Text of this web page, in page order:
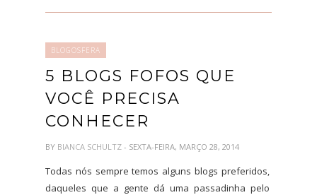
BLOGOSFERA
5 BLOGS FOFOS QUE
VOCÊ PRECISA
CONHECER
BY BIANCA SCHULTZ - SEXTA-FEIRA, MARÇO 28, 2014
Todas nós sempre temos alguns blogs preferidos,
daqueles que a gente dá uma passadinha pelo